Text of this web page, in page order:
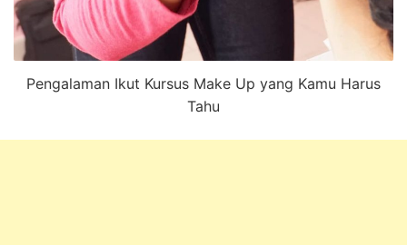
Pengalaman Ikut Kursus Make Up yang Kamu Harus
Tahu